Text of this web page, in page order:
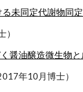
未同定代謝物同
）
醤油醸造微生物
年10月博士）